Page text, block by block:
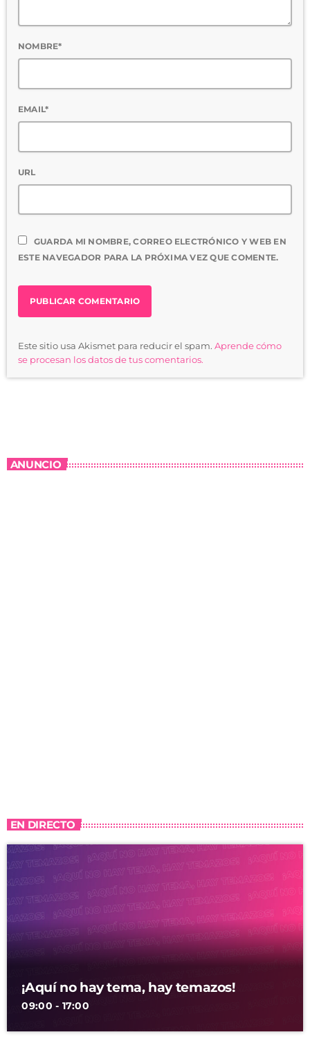
NOMBRE*
EMAIL*
URL
GUARDA MI NOMBRE, CORREO ELECTRÓNICO Y WEB EN
ESTE NAVEGADOR PARA LA PRÓXIMA VEZ QUE COMENTE.
Este sitio usa Akismet para reducir el spam. Aprende cómo
se procesan los datos de tus comentarios.
ANUNCIO
EN DIRECTO
¡Aquí no hay tema, hay temazos!
09:00 - 17:00